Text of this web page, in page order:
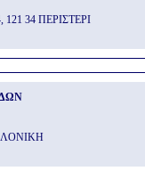
34 ΠΕΡΙΣΤΕΡΙ